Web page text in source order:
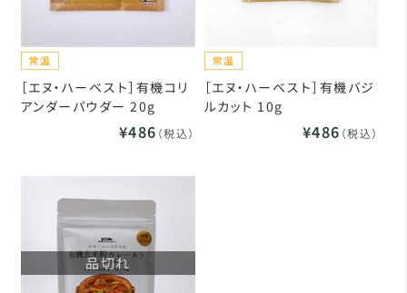
［エヌ・ハーベスト］有機コリ
アンダーパウダー 20g
¥486 （税込）
［エヌ・ハーベスト］有機バジ
ルカット 10g
¥486 （税込）
品切れ